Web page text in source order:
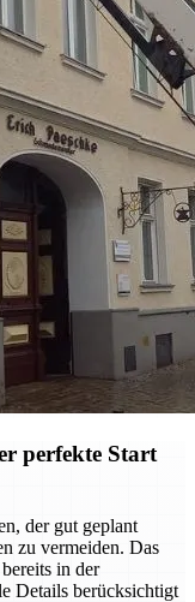
perfekte Start
der gut geplant
zu vermeiden. Das
in der
Details berücksichtigt